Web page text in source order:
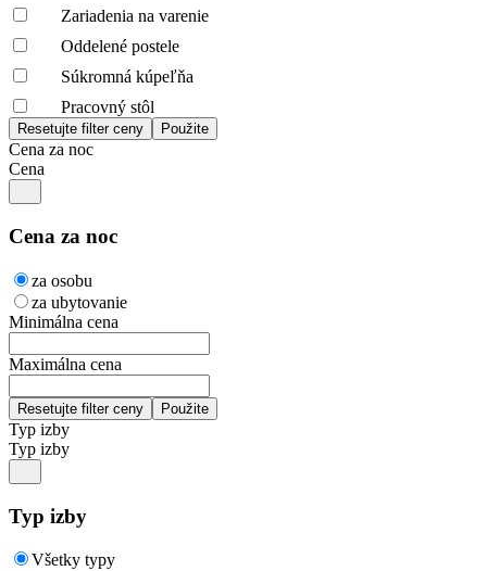
Zariadenia na varenie
Oddelené postele
Súkromná kúpeľňa
Pracovný stôl
Cena za noc
Cena
Cena za noc
za osobu
za ubytovanie
Minimálna cena
Maximálna cena
Typ izby
Typ izby
Typ izby
Všetky typy